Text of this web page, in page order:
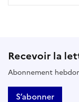
Recevoir la
Abonnement
S’abonner